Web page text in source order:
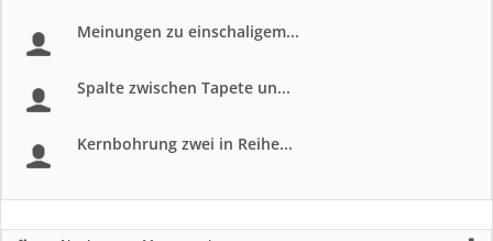
Meinungen zu einschaligem...
Spalte zwischen Tapete un...
Kernbohrung zwei in Reihe...